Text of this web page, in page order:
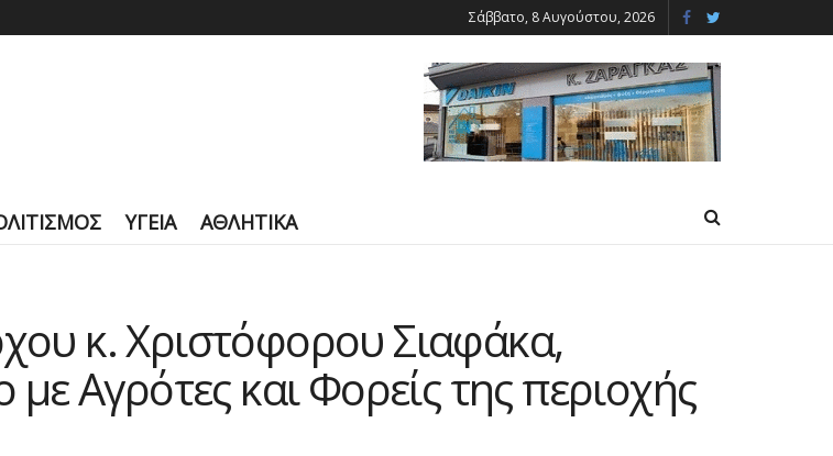
Σάββατο, 8 Αυγούστου, 2026
ΥΓΕΙΑ ΑΘΛΗΤΙΚΑ
κ. Χριστόφορου Σιαφάκα,
Αγρότες και Φορείς της περιοχής